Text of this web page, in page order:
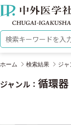
株式会社 中外医学社
検索キーワード
ホーム 検索結果 ジャ
ジャンル： 循環